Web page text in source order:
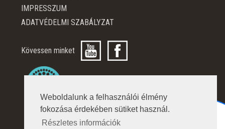
Weboldalunk a felhasználói élmény
fokozása érdekében sütiket használ.
Részletes információk
IMPRESSZUM
ADATVÉDELMI SZABÁLYZAT
Kövessen minket